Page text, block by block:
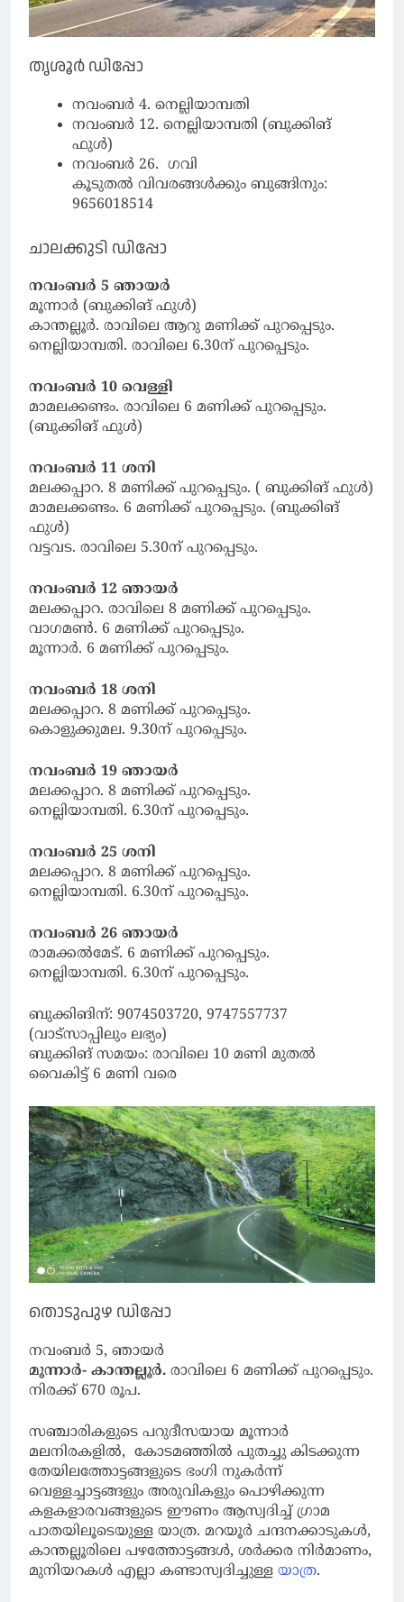
തൃശൂർ ഡിപ്പോ
നവംബർ 4. നെല്ലിയാമ്പതി
നവംബർ 12. നെല്ലിയാമ്പതി (ബുക്കിങ്
ഫുൾ)
നവംബർ 26. ഗവി
കൂടുതൽ വിവരങ്ങൾക്കും ബുങ്ങിനും:
9656018514
ചാലക്കുടി ഡിപ്പോ
നവംബർ 5 ഞായർ
മൂന്നാർ (ബുക്കിങ് ഫുൾ)
കാന്തല്ലൂർ. രാവിലെ ആറു മണിക്ക് പുറപ്പെടും.
നെല്ലിയാമ്പതി. രാവിലെ 6.30ന് പുറപ്പെടും.
നവംബർ 10 വെള്ളി
മാമലക്കണ്ടം. രാവിലെ 6 മണിക്ക് പുറപ്പെടും.
(ബുക്കിങ് ഫുൾ)
നവംബർ 11 ശനി
മലക്കപ്പാറ. 8 മണിക്ക് പുറപ്പെടും. ( ബുക്കിങ് ഫുള്‍)
മാമലക്കണ്ടം. 6 മണിക്ക് പുറപ്പെടും. (ബുക്കിങ്
ഫുള്‍)
വട്ടവട. രാവിലെ 5.30ന് പുറപ്പെടും.
നവംബർ 12 ഞായര്‍
മലക്കപ്പാറ. രാവിലെ 8 മണിക്ക് പുറപ്പെടും.
വാഗമണ്‍. 6 മണിക്ക് പുറപ്പെടും.
മൂന്നാര്‍. 6 മണിക്ക് പുറപ്പെടും.
നവംബർ 18 ശനി
മലക്കപ്പാറ. 8 മണിക്ക് പുറപ്പെടും.
കൊളുക്കുമല. 9.30ന് പുറപ്പെടും.
നവംബർ 19 ഞായര്‍
മലക്കപ്പാറ. 8 മണിക്ക് പുറപ്പെടും.
നെല്ലിയാമ്പതി. 6.30ന് പുറപ്പെടും.
നവംബർ 25 ശനി
മലക്കപ്പാറ. 8 മണിക്ക് പുറപ്പെടും.
നെല്ലിയാമ്പതി. 6.30ന് പുറപ്പെടും.
നവംബർ 26 ഞായര്‍
രാമക്കല്‍മേട്. 6 മണിക്ക് പുറപ്പെടും.
നെല്ലിയാമ്പതി. 6.30ന് പുറപ്പെടും.
ബുക്കിങിന്: 9074503720, 9747557737
(വാട്സാപ്പിലും ലഭ്യം)
ബുക്കിങ് സമയം: രാവിലെ 10 മണി മുതല്‍
വൈകിട്ട് 6 മണി വരെ
തൊടുപുഴ ഡിപ്പോ
നവംബർ 5, ഞായർ
മൂന്നാർ- കാന്തല്ലൂർ. രാവിലെ 6 മണിക്ക് പുറപ്പെടും.
നിരക്ക് 670 രൂപ.
സഞ്ചാരികളുടെ പറുദീസയായ മൂന്നാർ
മലനിരകളിൽ, കോടമഞ്ഞിൽ പുതച്ചു കിടക്കുന്ന
തേയിലത്തോട്ടങ്ങളുടെ ഭംഗി നുകർന്ന്
വെള്ളച്ചാട്ടങ്ങളും അരുവികളും പൊഴിക്കുന്ന
കളകളാരവങ്ങളുടെ ഈണം ആസ്വദിച്ച് ഗ്രാമ
പാതയിലൂടെയുള്ള യാത്ര. മറയൂർ ചന്ദനക്കാടുകൾ,
കാന്തല്ലൂരിലെ പഴത്തോട്ടങ്ങൾ, ശർക്കര നിർമാണം,
മുനിയറകൾ എല്ലാ കണ്ടാസ്വദിച്ചുള്ള യാത്ര.